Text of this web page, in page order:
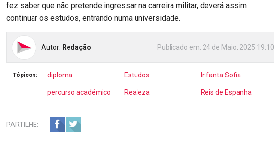
fez saber que não pretende ingressar na carreira militar, deverá assim
continuar os estudos, entrando numa universidade.
Autor: Redação Publicado em: 24 de Maio, 2025 19:10
Tópicos: diploma Estudos Infanta Sofia
percurso académico Realeza Reis de Espanha
PARTILHE: